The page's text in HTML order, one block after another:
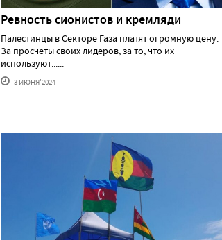
Ревность сионистов и кремляди
Палестинцы в Секторе Газа платят огромную цену.
За просчеты своих лидеров, за то, что их
используют......
3 ИЮНЯ'2024